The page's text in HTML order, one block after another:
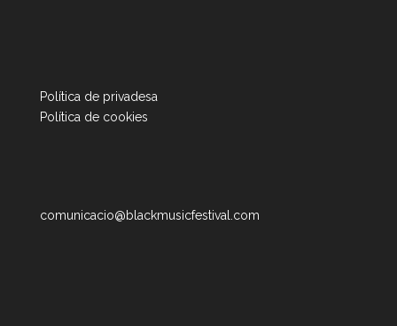
Política de privadesa
Política de cookies
comunicacio@blackmusicfestival.com